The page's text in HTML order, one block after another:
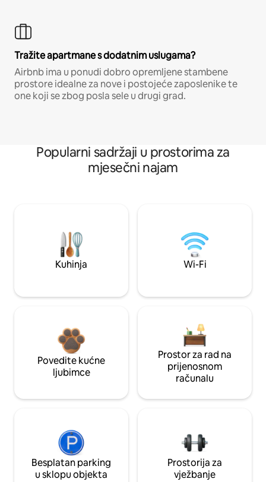
Tražite apartmane s dodatnim uslugama?
Airbnb ima u ponudi dobro opremljene stambene
prostore idealne za nove i postojeće zaposlenike te
one koji se zbog posla sele u drugi grad.
Popularni sadržaji u prostorima za
mjesečni najam
Kuhinja Wi-Fi
Povedite kućne
ljubimce
Prostor za rad na
prijenosnom
računalu
Besplatan parking
u sklopu objekta
Prostorija za
vježbanje